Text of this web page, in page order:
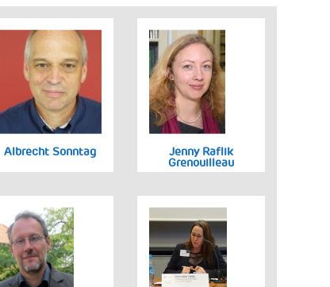
Albrecht Sonntag Jenny Raflik
Grenouilleau